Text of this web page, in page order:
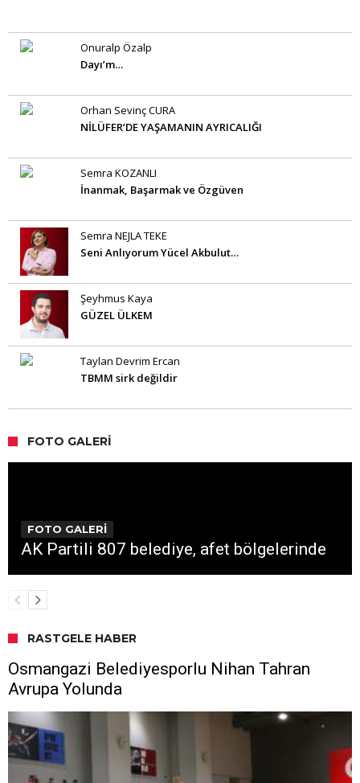
Onuralp Özalp
Dayı’m…
Orhan Sevinç CURA
NİLÜFER’DE YAŞAMANIN AYRICALIĞI
Semra KOZANLI
İnanmak, Başarmak ve Özgüven
Semra NEJLA TEKE
Seni Anlıyorum Yücel Akbulut…
Şeyhmus Kaya
GÜZEL ÜLKEM
Taylan Devrim Ercan
TBMM sirk değildir
FOTO GALERI
FOTO GALERİ
AK Partili 807 belediye, afet bölgelerinde
RASTGELE HABER
Osmangazi Belediyesporlu Nihan Tahran
Avrupa Yolunda